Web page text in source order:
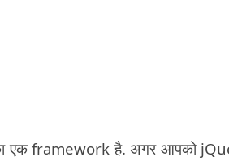
एक framework है. अगर आपको